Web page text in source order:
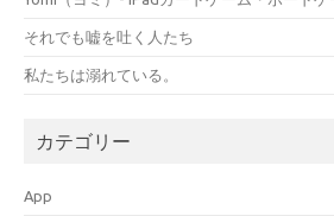
それでも嘘を吐く人たち
私たちは溺れている。
カテゴリー
App